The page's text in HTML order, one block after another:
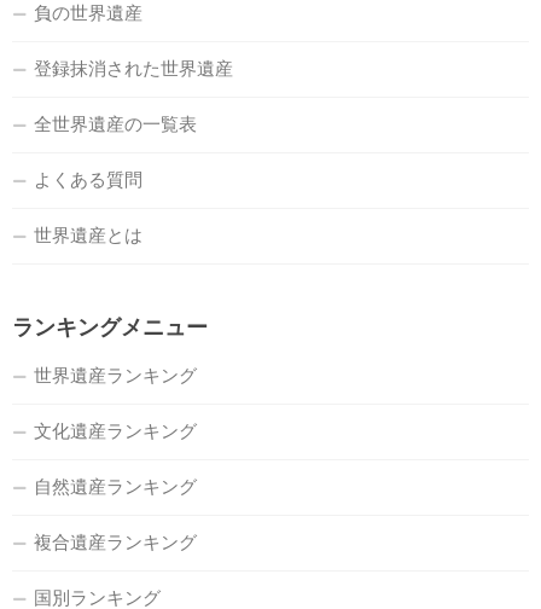
負の世界遺産
登録抹消された世界遺産
全世界遺産の一覧表
よくある質問
世界遺産とは
ランキングメニュー
世界遺産ランキング
文化遺産ランキング
自然遺産ランキング
複合遺産ランキング
国別ランキング